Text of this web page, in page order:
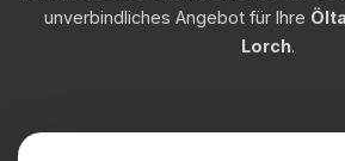
unverbindliches Angebot für Ihre
Lorch.